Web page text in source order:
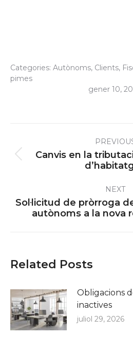
Categories: Autònoms, Clients,
pimes
gener 10,
navigation
Canvis en la
NEXT
Sol·licitud de pròrroga
autònoms a la nova
Related Posts
Obligacions
inactives
juliol 29, 2026